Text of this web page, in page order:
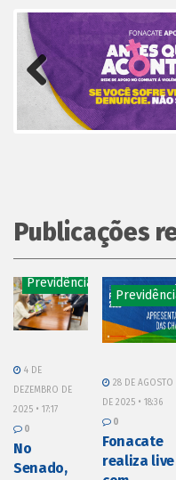
Previous
Publicações
Previdência
4 DE
DEZEMBRO DE
2025 • 17:17
0
No
Senado,
28 DE AGOSTO
DE 2025 • 18:36
0
Fonacate
realiza live